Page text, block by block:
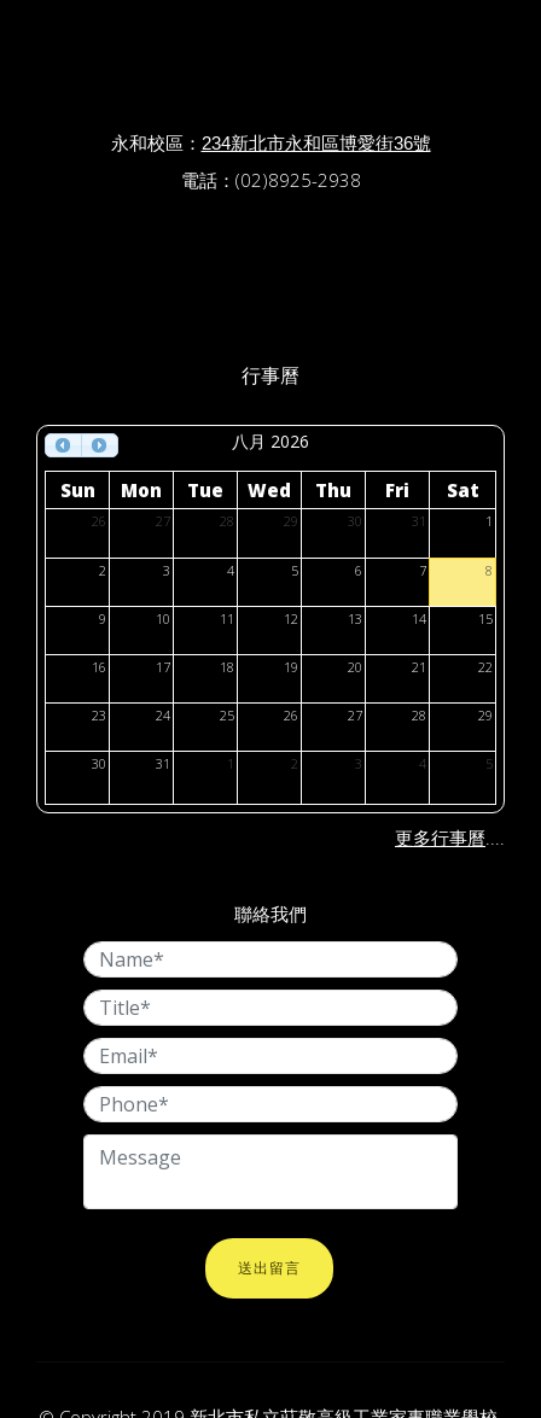
永和校區： 234新北市永和區博愛街36號
電話：(02)8925-2938
行事曆
八月 2026
Sun Mon Tue Wed Thu Fri Sat
26 27 28 29 30 31 1
2 3 4 5 6 7 8
9 10 11 12 13 14 15
16 17 18 19 20 21 22
23 24 25 26 27 28 29
30 31 1 2 3 4 5
更多行事曆....
聯絡我們
送出留言